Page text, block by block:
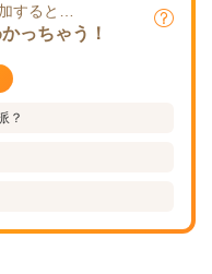
すると…
っちゃう！
？